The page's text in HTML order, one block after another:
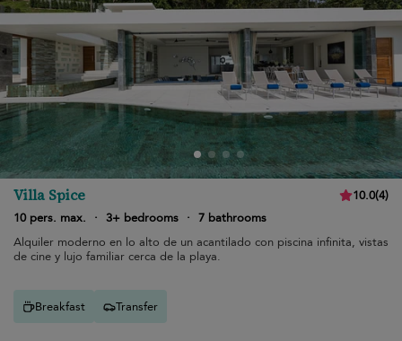
Villa Spice 10.0(4)
10 pers. max.
· 3+ bedrooms · 7 bathrooms
Alquiler moderno en lo alto de un acantilado con piscina infinita, vistas
de cine y lujo familiar cerca de la playa.
Breakfast Transfer